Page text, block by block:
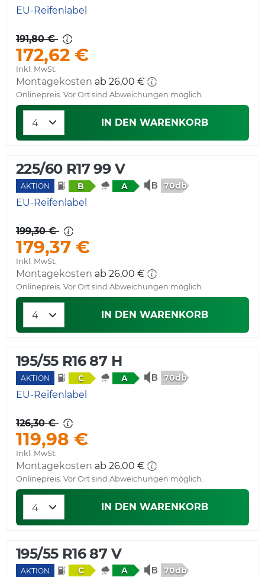
EU-Reifenlabel
191,80 €
172,62 €
Inkl. MwSt.
Montagekosten
Onlinepreis. Vor Ort sind Abweichungen möglich.
IN DEN WARENKORB
225/60 R17 99 V
AKTION B A 70db
EU-Reifenlabel
199,30 €
179,37 €
Inkl. MwSt.
Montagekosten
Onlinepreis. Vor Ort sind Abweichungen möglich.
IN DEN WARENKORB
195/55 R16 87 H
AKTION C A 70db
EU-Reifenlabel
126,30 €
119,98 €
Inkl. MwSt.
Montagekosten
Onlinepreis. Vor Ort sind Abweichungen möglich.
IN DEN WARENKORB
195/55 R16 87 V
AKTION C A 70db